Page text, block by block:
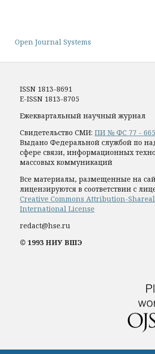
Open Journal Systems
ISSN 1813-8691
E-ISSN 1813-8705
Ежеквартальный научный журнал
Свидетельство СМИ: ПИ № ФС 77 -
Выдано Федеральной службой по
сфере связи, информационных
массовых коммуникаций
Все материалы, размещенные на
лицензируются в соответствии с
Creative Commons Attribution-
International License
redact@hse.ru
© 1993 НИУ ВШЭ